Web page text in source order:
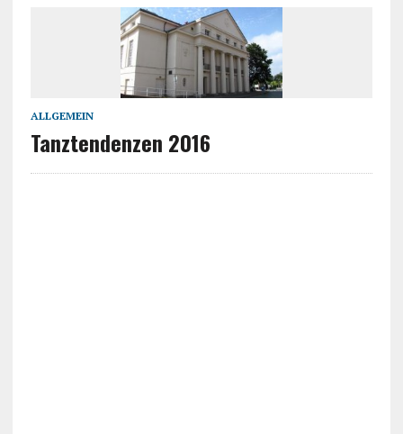
ALLGEMEIN
Tanztendenzen 2016